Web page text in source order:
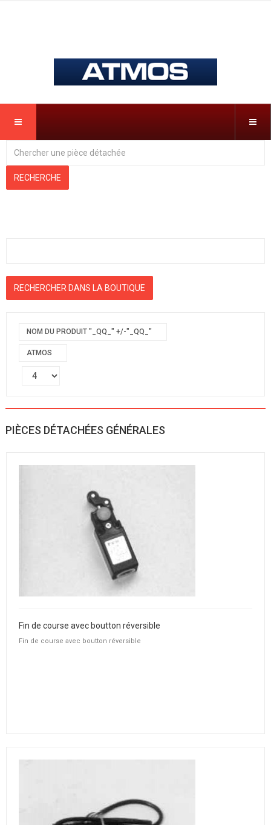
NOM DU PRODUIT "_QQ_" +/-"_QQ_"
ATMOS
PIÈCES DÉTACHÉES GÉNÉRALES
Fin de course avec boutton réversible
Fin de course avec boutton réversible